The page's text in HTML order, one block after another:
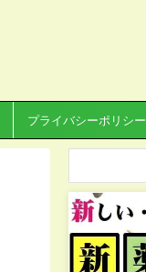
プライバシーポリシー